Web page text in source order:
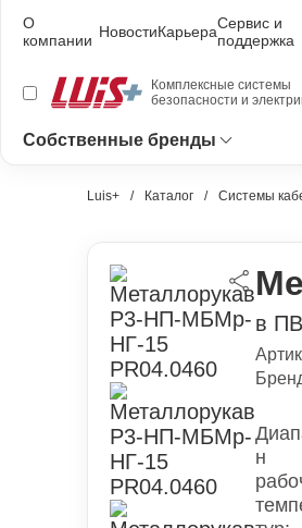
О
компании НовостиКарьераСервис и
поддержка
Комплексные системы
безопасности и
Собственные бренды
Luis+ Каталог Системы
в
н